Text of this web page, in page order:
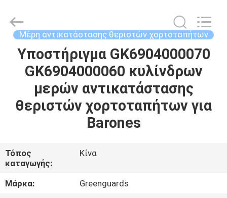
ΣΠΊΤΙ
ΠΡΟΪΌΝΤΑ
ΠΕΡΊΠΟΥ
ΓΎΡΟΣ
ΕΡΓΟΣΤΑΣΊΩΝ
Trading
Μέρη αντικατάστασης θεριστών χορτοταπήτων
Υποστήριγμα GK6904000070
GK6904000060 κυλίνδρων
μερών αντικατάστασης
θεριστών χορτοταπήτων για
Barones
Τόπος
καταγωγής:
Κίνα
Μάρκα:
Greenguards